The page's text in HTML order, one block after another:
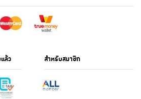
ล้ว สำหรับสมาชิก